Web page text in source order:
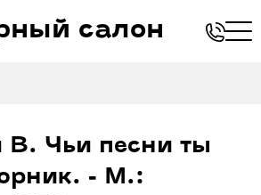
салон
В. Чьи песни ты
- М.: